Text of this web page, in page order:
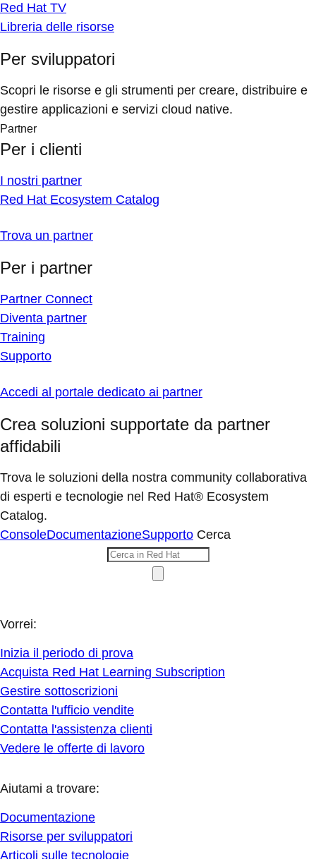
Red Hat TV
Libreria delle risorse
Per sviluppatori
Scopri le risorse e gli strumenti per creare, distribuire e
gestire applicazioni e servizi cloud native.
Partner
Per i clienti
I nostri partner
Red Hat Ecosystem Catalog
Trova un partner
Per i partner
Partner Connect
Diventa partner
Training
Supporto
Accedi al portale dedicato ai partner
Crea soluzioni supportate da partner
affidabili
Trova le soluzioni della nostra community collaborativa
di esperti e tecnologie nel Red Hat® Ecosystem
Catalog.
ConsoleDocumentazioneSupporto Cerca
Vorrei:
Inizia il periodo di prova
Acquista Red Hat Learning Subscription
Gestire sottoscrizioni
Contatta l'ufficio vendite
Contatta l'assistenza clienti
Vedere le offerte di lavoro
Aiutami a trovare:
Documentazione
Risorse per sviluppatori
Articoli sulle tecnologie